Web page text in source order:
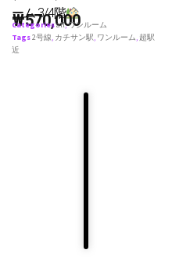
ーム 3/4階
₩570,000
Categoriesall,ワンルーム
Tags2号線, カチサン駅, ワンルーム, 超駅
近